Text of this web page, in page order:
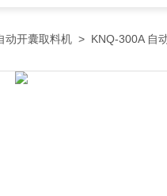
动开囊取料机 > KNQ-300A 自